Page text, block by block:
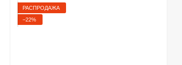
РАСПРОДАЖА
−22%